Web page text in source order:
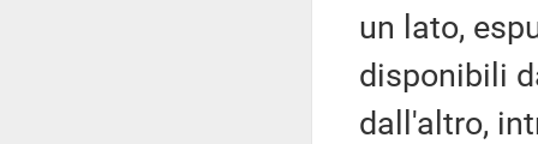
un lato,
disponibili
dall'altro,